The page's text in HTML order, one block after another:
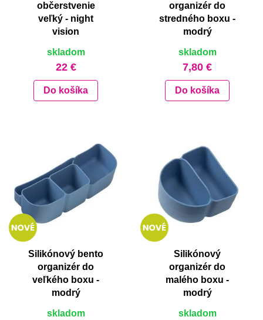
občerstvenie
veľký - night
vision
skladom
22 €
Do košíka
organizér do
stredného boxu -
modrý
skladom
7,80 €
Do košíka
Silikónový bento
organizér do
veľkého boxu -
modrý
skladom
Silikónový
organizér do
malého boxu -
modrý
skladom